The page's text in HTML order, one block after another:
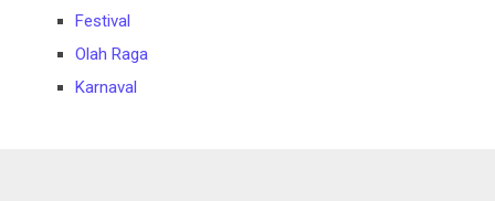
Festival
Olah Raga
Karnaval